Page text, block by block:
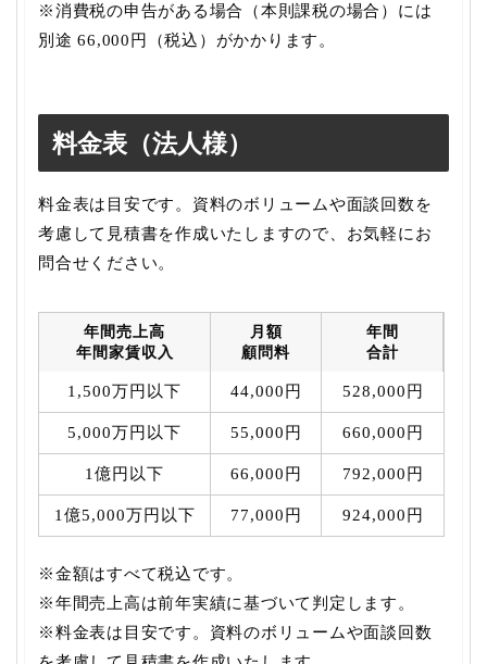
※消費税の申告がある場合（本則課税の場合）には
別途 66,000円（税込）がかかります。
料金表（法人様）
料金表は目安です。資料のボリュームや面談回数を
考慮して見積書を作成いたしますので、お気軽にお
問合せください。
年間売上高
年間家賃収入
月額
顧問料
年間
合計
1,500万円以下 44,000円 528,000円
5,000万円以下 55,000円 660,000円
1億円以下 66,000円 792,000円
1億5,000万円以下 77,000円 924,000円
※金額はすべて税込です。
※年間売上高は前年実績に基づいて判定します。
※料金表は目安です。資料のボリュームや面談回数